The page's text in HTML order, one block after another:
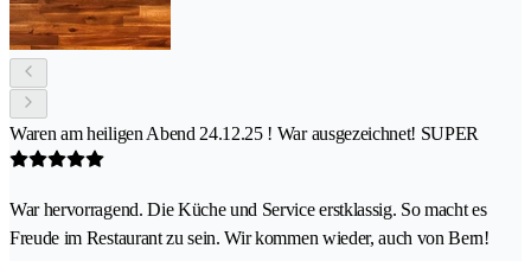
Waren am heiligen Abend 24.12.25 ! War ausgezeichnet! SUPER
War hervorragend. Die Küche und Service erstklassig. So macht es
Freude im Restaurant zu sein. Wir kommen wieder, auch von Bern!